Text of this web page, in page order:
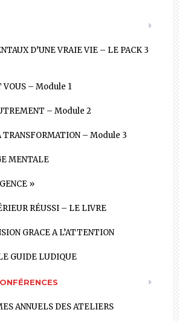
D’UNE VRAIE VIE – LE PACK 3
VOUS – Module 1
– Module 2
TRANSFORMATION – Module 3
MENTALE
»
RÉUSSI – LE LIVRE
GRACE A L’ATTENTION
GUIDE LUDIQUE
ANNUELS DES ATELIERS